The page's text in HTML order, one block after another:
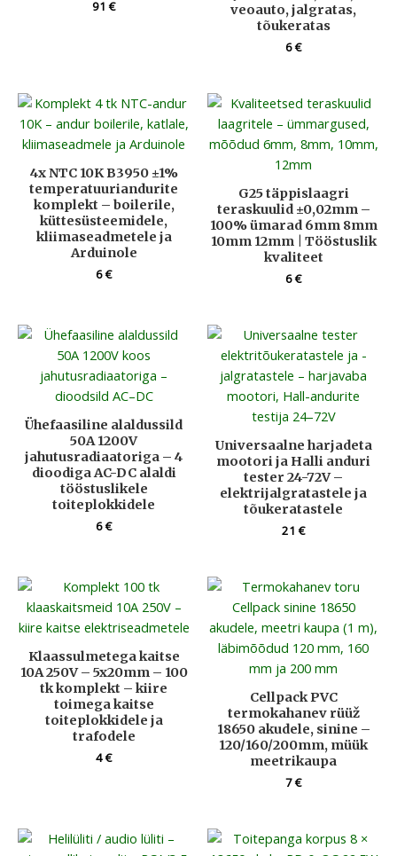
91€
veoauto, jalgratas,
tõukeratas
6€
4x NTC 10K B3950 ±1%
temperatuuriandurite
komplekt – boilerile,
küttesüsteemidele,
kliimaseadmetele ja
Arduinole
6€
G25 täppislaagri
teraskuulid ±0,02mm –
100% ümarad 6mm 8mm
10mm 12mm | Tööstuslik
kvaliteet
6€
Ühefaasiline alaldussild
50A 1200V
jahutusradiaatoriga – 4
dioodiga AC-DC alaldi
tööstuslikele
toiteplokkidele
6€
Universaalne harjadeta
mootori ja Halli anduri
tester 24-72V –
elektrijalgratastele ja
tõukeratastele
21€
Klaassulmetega kaitse
10A 250V – 5x20mm – 100
tk komplekt – kiire
toimega kaitse
toiteplokkidele ja
trafodele
4€
Cellpack PVC
termokahanev rüüž
18650 akudele, sinine –
120/160/200mm, müük
meetrikaupa
7€